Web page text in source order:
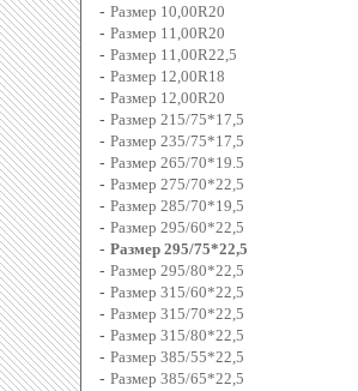
- Размер 10,00R20
- Размер 11,00R20
- Размер 11,00R22,5
- Размер 12,00R18
- Размер 12,00R20
- Размер 215/75*17,5
- Размер 235/75*17,5
- Размер 265/70*19.5
- Размер 275/70*22,5
- Размер 285/70*19,5
- Размер 295/60*22,5
- Размер 295/75*22,5
- Размер 295/80*22,5
- Размер 315/60*22,5
- Размер 315/70*22,5
- Размер 315/80*22,5
- Размер 385/55*22,5
- Размер 385/65*22,5